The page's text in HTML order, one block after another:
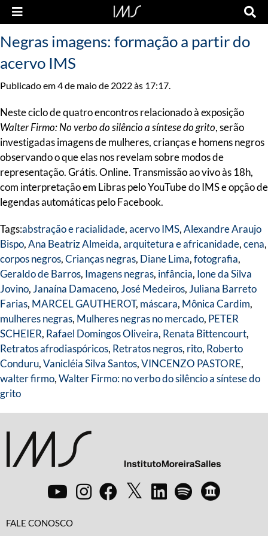
Negras imagens: formação a partir do
acervo IMS
Publicado em 4 de maio de 2022 às 17:17.
Neste ciclo de quatro encontros relacionado à exposição
Walter Firmo: No verbo do silêncio a síntese do grito, serão
investigadas imagens de mulheres, crianças e homens negros
observando o que elas nos revelam sobre modos de
representação. Grátis. Online. Transmissão ao vivo às 18h,
com interpretação em Libras pelo YouTube do IMS e opção de
legendas automáticas pelo Facebook.
Tags:abstração e racialidade,acervo IMS,Alexandre Araujo
Bispo,Ana Beatriz Almeida,arquitetura e africanidade,cena,
corpos negros,Crianças negras, Diane Lima,fotografia,
Geraldo de Barros, Imagens negras, infância, Ione da Silva
Jovino, Janaína Damaceno, José Medeiros, Juliana Barreto
Farias, MARCEL GAUTHEROT, máscara, Mônica Cardim,
mulheres negras, Mulheres negras no mercado, PETER
SCHEIER, Rafael Domingos Oliveira, Renata Bittencourt,
Retratos afrodiaspóricos, Retratos negros, rito, Roberto
Conduru,Vanicléia Silva Santos,VINCENZO PASTORE,
walter firmo,Walter Firmo: no verbo do silêncio a síntese do
grito
FALE CONOSCO